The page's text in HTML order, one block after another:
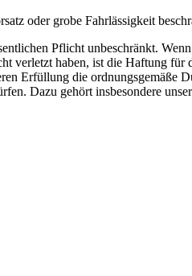
oder grobe Fahrlässigkeit
Pflicht unbeschränkt.
verletzt haben, ist die Haftung für
Erfüllung die ordnungsgemäße
Dazu gehört insbesondere